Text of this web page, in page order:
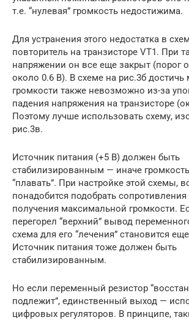
т.е. “нулевая” громкость недостижима.
Для устранения этого недостатка в
повторитель на транзисторе VT1. При
напряжении он все еще закрыт (порог
около 0.6 В). В схеме на рис.3б
громкости также невозможно из-за
падения напряжения на транзисторе
Поэтому лучше использовать схему,
рис.3в.
Источник питания (+5 В) должен быть
стабилизированным — иначе
“плавать”. При настройке этой схемы,
понадобится подобрать сопротивления
получения максимальной громкости.
перегорел “верхний” вывод
схема для его “лечения” становится
Источник питания тоже должен быть
стабилизированным.
Но если переменный резистор
подлежит”, единственный выход —
цифровых регуляторов. В принципе,